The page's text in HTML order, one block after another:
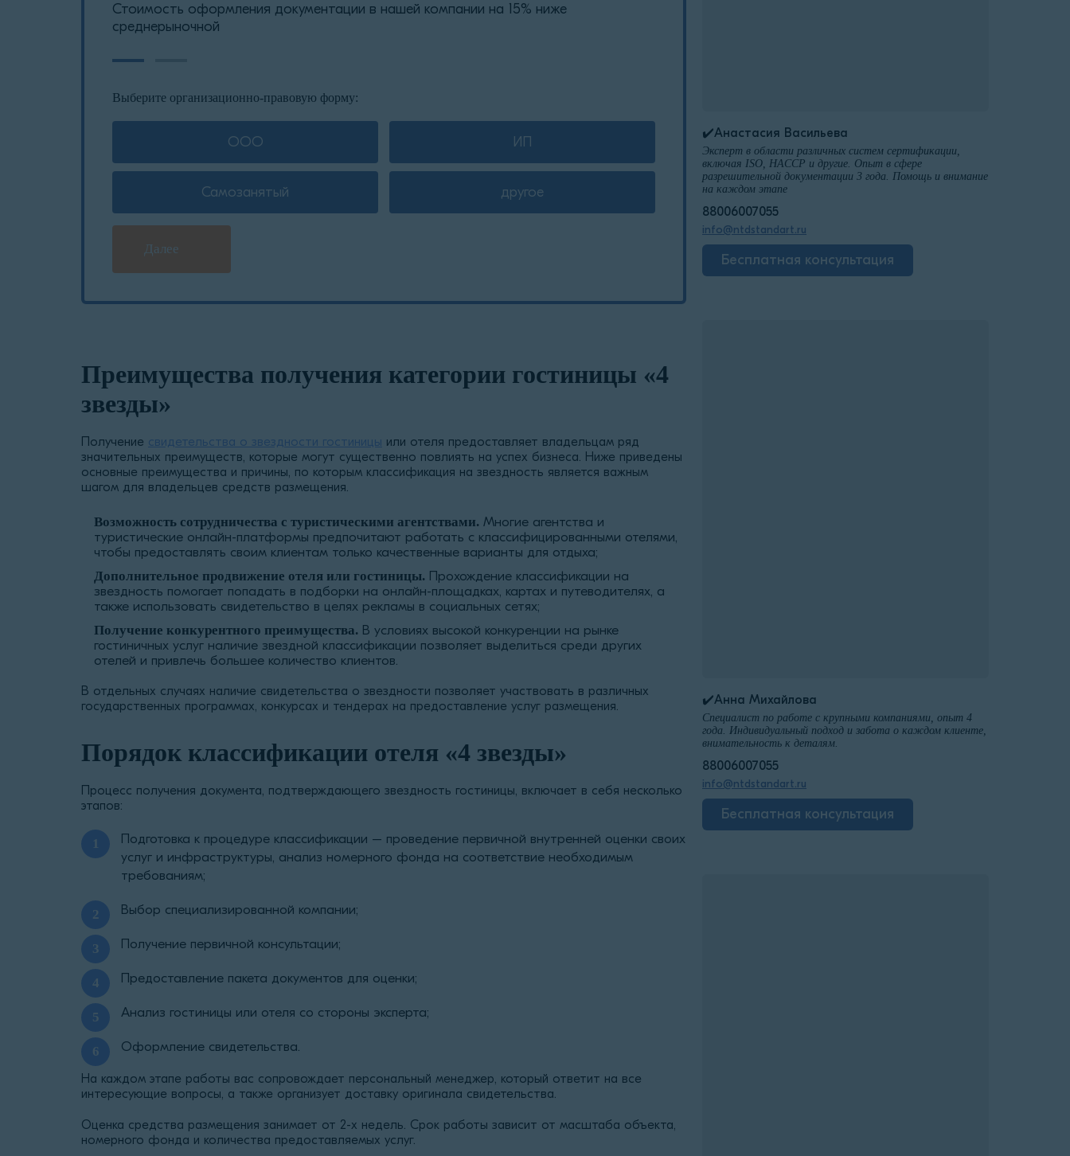
Стоимость оформления документации в нашей компании на 15% ниже
среднерыночной
Выберите организационно-правовую форму:
ООО ИП
Самозанятый другое
Далее
Преимущества получения категории гостиницы «4
звезды»
Получение свидетельства о звездности гостиницы или отеля предоставляет владельцам ряд
значительных преимуществ, которые могут существенно повлиять на успех бизнеса. Ниже приведены
основные преимущества и причины, по которым классификация на звездность является важным
шагом для владельцев средств размещения.
Возможность сотрудничества с туристическими агентствами. Многие агентства и
туристические онлайн-платформы предпочитают работать с классифицированными отелями,
чтобы предоставлять своим клиентам только качественные варианты для отдыха;
Дополнительное продвижение отеля или гостиницы. Прохождение классификации на
звездность помогает попадать в подборки на онлайн-площадках, картах и путеводителях, а
также использовать свидетельство в целях рекламы в социальных сетях;
Получение конкурентного преимущества. В условиях высокой конкуренции на рынке
гостиничных услуг наличие звездной классификации позволяет выделиться среди других
отелей и привлечь большее количество клиентов.
В отдельных случаях наличие свидетельства о звездности позволяет участвовать в различных
государственных программах, конкурсах и тендерах на предоставление услуг размещения.
Порядок классификации отеля «4 звезды»
Процесс получения документа, подтверждающего звездность гостиницы, включает в себя несколько
этапов:
Подготовка к процедуре классификации – проведение первичной внутренней оценки своих
услуг и инфраструктуры, анализ номерного фонда на соответствие необходимым
требованиям;
Выбор специализированной компании;
Получение первичной консультации;
Предоставление пакета документов для оценки;
Анализ гостиницы или отеля со стороны эксперта;
Оформление свидетельства.
На каждом этапе работы вас сопровождает персональный менеджер, который ответит на все
интересующие вопросы, а также организует доставку оригинала свидетельства.
Оценка средства размещения занимает от 2-х недель. Срок работы зависит от масштаба объекта,
номерного фонда и количества предоставляемых услуг.
✔️Анастасия Васильева
Эксперт в области различных систем сертификации,
включая ISO, HACCP и другие. Опыт в сфере
разрешительной документации 3 года. Помощь и внимание
на каждом этапе
88006007055
info@ntdstandart.ru
Бесплатная консультация
✔️Анна Михайлова
Специалист по работе с крупными компаниями, опыт 4
года. Индивидуальный подход и забота о каждом клиенте,
внимательность к деталям.
88006007055
info@ntdstandart.ru
Бесплатная консультация